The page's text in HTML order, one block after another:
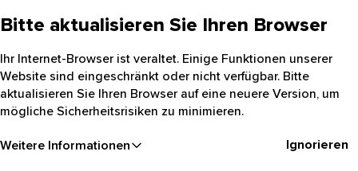
Bitte aktualisieren Sie Ihren Browser
Ihr Internet-Browser ist veraltet. Einige Funktionen unserer
Website sind eingeschränkt oder nicht verfügbar. Bitte
aktualisieren Sie Ihren Browser auf eine neuere Version, um
mögliche Sicherheitsrisiken zu minimieren.
Weitere Informationen Ignorieren